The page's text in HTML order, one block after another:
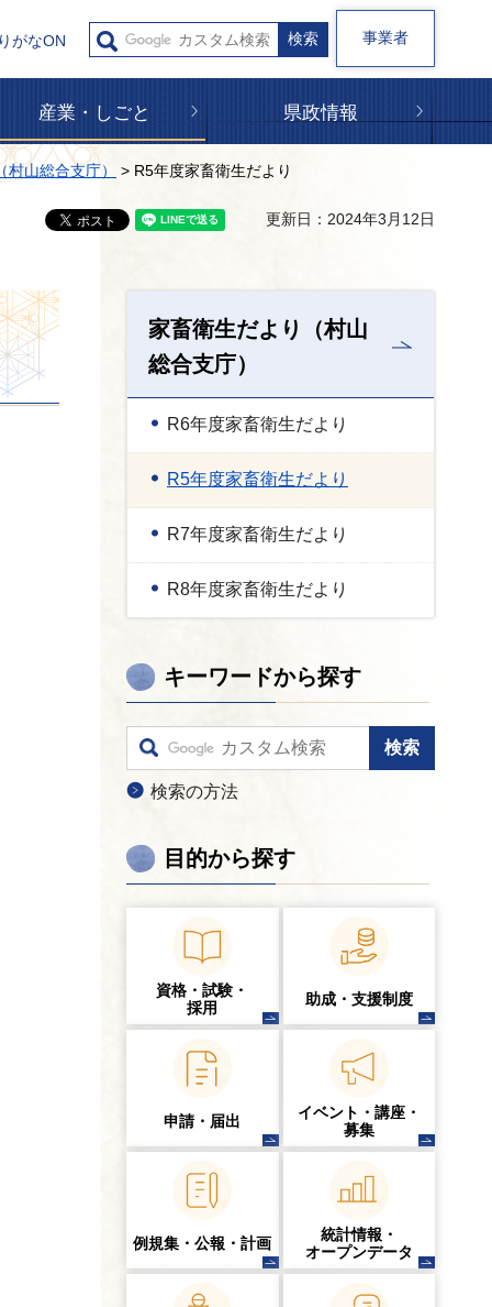
がなON 事業者
産業・しごと 県政情報
山総合支庁） > R5年度家畜衛生だより
更新日：2024年3月12日
家畜衛生だより（村山
総合支庁）
R6年度家畜衛生だより
R5年度家畜衛生だより
R7年度家畜衛生だより
R8年度家畜衛生だより
キーワードから探す
検索の方法
目的から探す
資格・試験・
採用
助成・支援制度
申請・届出
イベント・講座・
募集
例規集・公報・計画
統計情報・
オープンデータ